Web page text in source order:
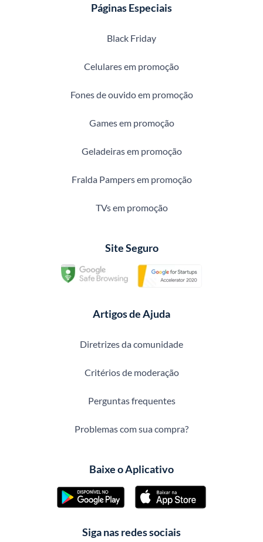
Páginas Especiais
Black Friday
Celulares em promoção
Fones de ouvido em promoção
Games em promoção
Geladeiras em promoção
Fralda Pampers em promoção
TVs em promoção
Site Seguro
Artigos de Ajuda
Diretrizes da comunidade
Critérios de moderação
Perguntas frequentes
Problemas com sua compra?
Baixe o Aplicativo
Siga nas redes sociais